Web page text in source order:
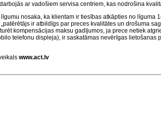
ar vadošiem servisa centriem, kas nodrošina
nosaka, ka klientam ir tiesības atkāpties no
ir atbildīgs par preces kvalitātes un drošuma
kompensācijas maksu gadījumos, ja prece netiek
telefonu displeja), ir saskatāmas nevērīgas
www.act.lv